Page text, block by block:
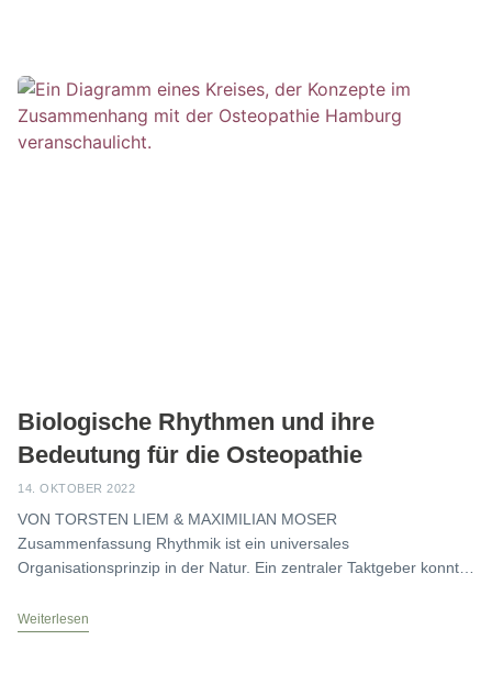
Biologische Rhythmen und ihre
Bedeutung für die Osteopathie
14. OKTOBER 2022
VON TORSTEN LIEM & MAXIMILIAN MOSER
Zusammenfassung Rhythmik ist ein universales
Organisationsprinzip in der Natur. Ein zentraler Taktgeber konnte
Weiterlesen